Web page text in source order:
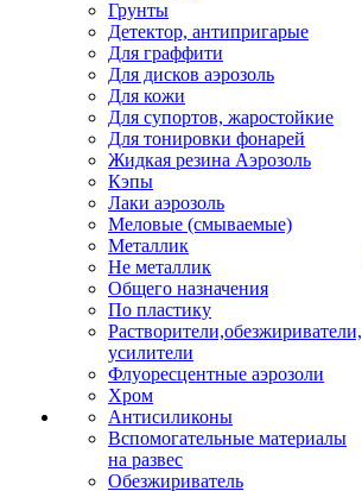
Грунты
Детектор, антипригарые
Для граффити
Для дисков аэрозоль
Для кожи
Для супортов, жаростойкие
Для тонировки фонарей
Жидкая резина Аэрозоль
Кэпы
Лаки аэрозоль
Меловые (смываемые)
Металлик
Не металлик
Общего назначения
По пластику
Растворители,обезжириватели,
усилители
Флуоресцентные аэрозоли
Хром
Антисиликоны
Вспомогательные материалы
на развес
Обезжириватель